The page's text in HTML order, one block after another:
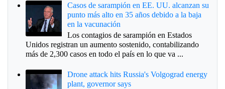
Casos de sarampión en EE. UU. alcanzan su
punto más alto en 35 años debido a la baja
en la vacunación
Los contagios de sarampión en Estados
Unidos registran un aumento sostenido, contabilizando
más de 2,300 casos en todo el país en lo que va ...
Drone attack hits Russia's Volgograd energy
plant, governor says